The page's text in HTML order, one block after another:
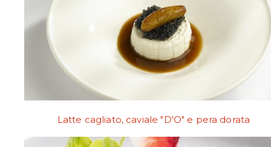
Latte cagliato, caviale "D'O" e pera dorata